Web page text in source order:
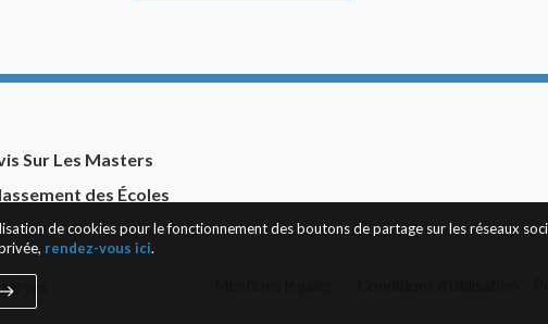
Sur Les Masters
des Écoles
de cookies pour le fonctionnement des boutons de partage sur les réseaux
rendez-vous ici.